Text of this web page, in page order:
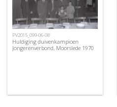
PV2015_099-06-08
Huldiging duivenkampioen
Jongerenverbond, Moorslede 1970